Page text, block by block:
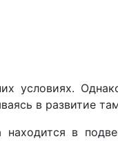
условиях.
в развитие
в